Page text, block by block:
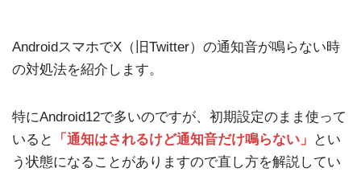
AndroidスマホでX（旧Twitter）の通知音が鳴らない時
の対処法を紹介します。
特にAndroid12で多いのですが、初期設定のまま使って
いると
「 通知はされるけど通知音だけ鳴らない」
とい
う状態になることがありますので直し方を解説してい